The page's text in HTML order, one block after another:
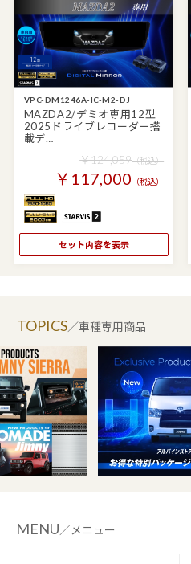
VPC-DM1246A-IC-M2-DJ
MAZDA2/デミオ専用12型
2025ドライブレコーダー搭
載デ…
￥124,059（税込）
￥117,000 （税込）
セット内容を表示
／車種専用商品
MENU／メニュー